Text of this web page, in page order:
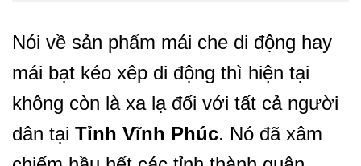
Nói về sản phẩm mái che di động hay
mái bạt kéo xêp di động thì hiện tại
không còn là xa lạ đối với tất cả người
dân tại Tỉnh Vĩnh Phúc. Nó đã xâm